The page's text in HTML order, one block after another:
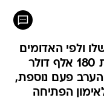
ולפי האדומים
הוא צפוי לחתום לשנתיים תמורת 180 אלף דולר
הערב פעם נוספת,
הפתיחה